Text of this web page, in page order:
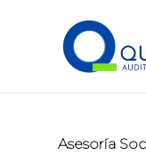
Asesoría